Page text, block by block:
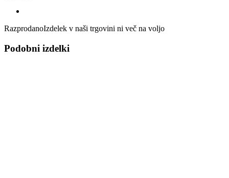
RazprodanoIzdelek v naši trgovini ni več na voljo
Podobni izdelki